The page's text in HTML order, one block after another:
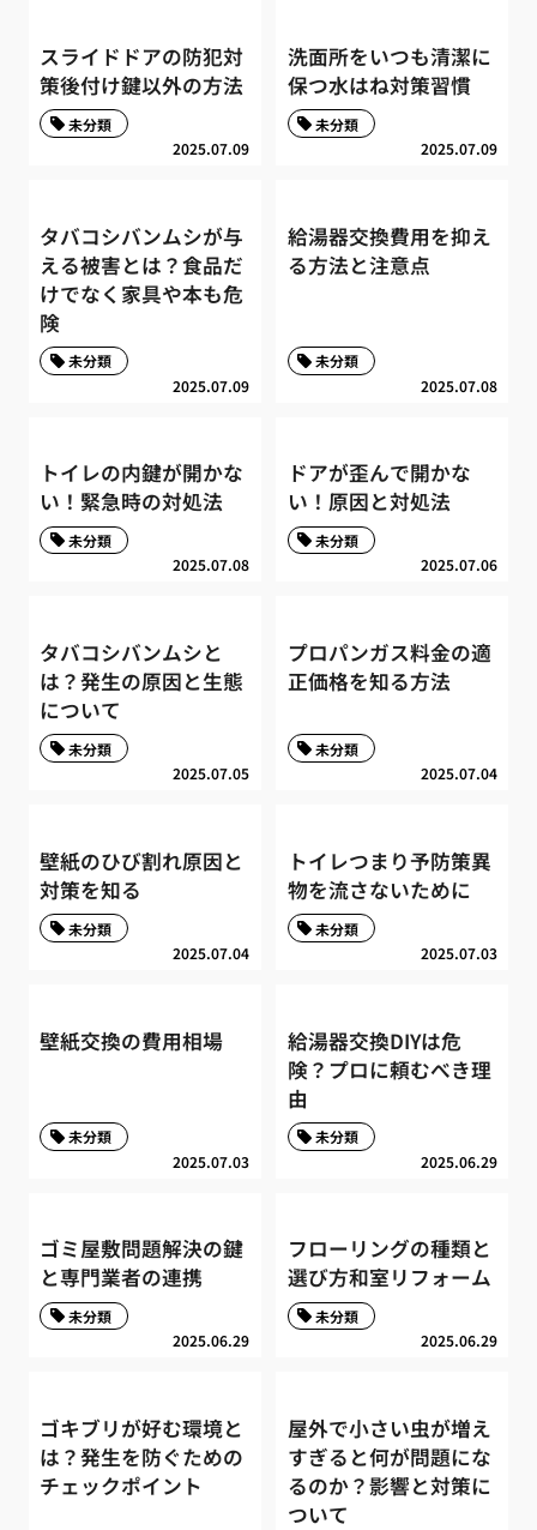
スライドドアの防犯対
策後付け鍵以外の方法
2025.07.09
未分類
洗面所をいつも清潔に
保つ水はね対策習慣
2025.07.09
未分類
タバコシバンムシが与
える被害とは？食品だ
けでなく家具や本も危
険
2025.07.09
未分類
給湯器交換費用を抑え
る方法と注意点
2025.07.08
未分類
トイレの内鍵が開かな
い！緊急時の対処法
2025.07.08
未分類
ドアが歪んで開かな
い！原因と対処法
2025.07.06
未分類
タバコシバンムシと
は？発生の原因と生態
について
2025.07.05
未分類
プロパンガス料金の適
正価格を知る方法
2025.07.04
未分類
壁紙のひび割れ原因と
対策を知る
2025.07.04
未分類
トイレつまり予防策異
物を流さないために
2025.07.03
未分類
壁紙交換の費用相場
2025.07.03
未分類
給湯器交換DIYは危
険？プロに頼むべき理
由
2025.06.29
未分類
ゴミ屋敷問題解決の鍵
と専門業者の連携
2025.06.29
未分類
フローリングの種類と
選び方和室リフォーム
2025.06.29
未分類
ゴキブリが好む環境と
は？発生を防ぐための
チェックポイント
屋外で小さい虫が増え
すぎると何が問題にな
るのか？影響と対策に
ついて